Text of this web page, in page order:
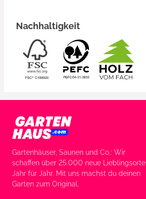
Nachhaltigkeit
Gartenhäuser, Saunen und Co.: Wir
schaffen über 25.000 neue Lieblingsorte
Jahr für Jahr. Mit uns machst du deinen
Garten zum Original.